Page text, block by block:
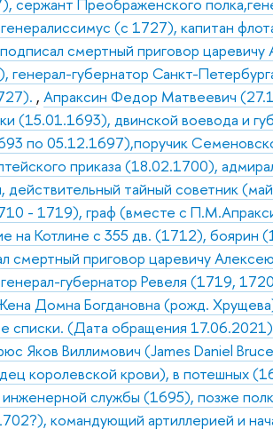
(с 1727), капитан
смертный приговор
генерал-губернатор Санкт-
,Апраксин Федор Матвеевич
(15.01.1693), двинской воевода и
по 05.12.1697),поручик
приказа (18.02.1700),
действительный тайный советник
- 1719), граф (вместе с
на Котлине с 355 дв. (1712),
смертный приговор царевичу
губернатор Ревеля (1719,
Домна Богдановна (рожд.
списки. (Дата обращения
Яков Виллимович (James Daniel
королевской крови), в потешных
инженерной службы (1695), позже
командующий артиллерией и